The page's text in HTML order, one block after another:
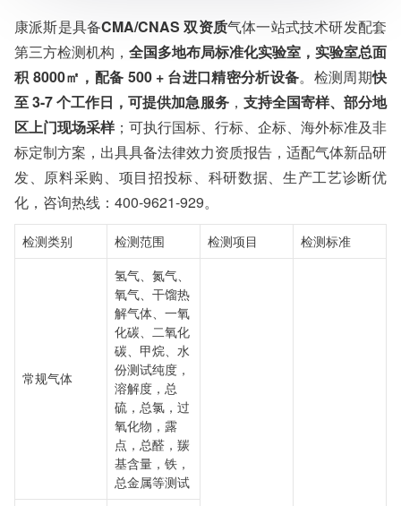
服务范围：全国
检测周期：5-7个工作日，可加急
相关资质：可提供CMA、CNAS检测报告
服务模式：快递寄样、现场取样、人工送样
服务对象：企事业单位、高等院校、科研院所
服务方向：采购销售、竞标投标、生产研发、科研数据、诊
断优化、司法服务
检测标准：国家标准、行业标准、企业标准、地方标准、国
外标准、非标定制
康派斯是具备CMA/CNAS 双资质气体一站式技术研发配套
第三方检测机构， 全国多地布局标准化实验室，实验室总面
积 8000㎡，配备 500 + 台进口精密分析设备。检测周期快
至 3-7 个工作日，可提供加急服务， 支持全国寄样、部分地
区上门现场采样；可执行国标、行标、企标、海外标准及非
标定制方案，出具具备法律效力资质报告，适配气体新品研
发、原料采购、项目招投标、科研数据、生产工艺诊断优
化，咨询热线：400-9621-929。
检测类别 检测范围 检测项目 检测标准
常规气体
氢气、氮气、
氧气、干馏热
解气体、一氧
化碳、二氧化
碳、甲烷、水
份测试纯度，
溶解度，总
硫，总氯，过
氧化物，露
点，总醛，羰
基含量，铁，
总金属等测试